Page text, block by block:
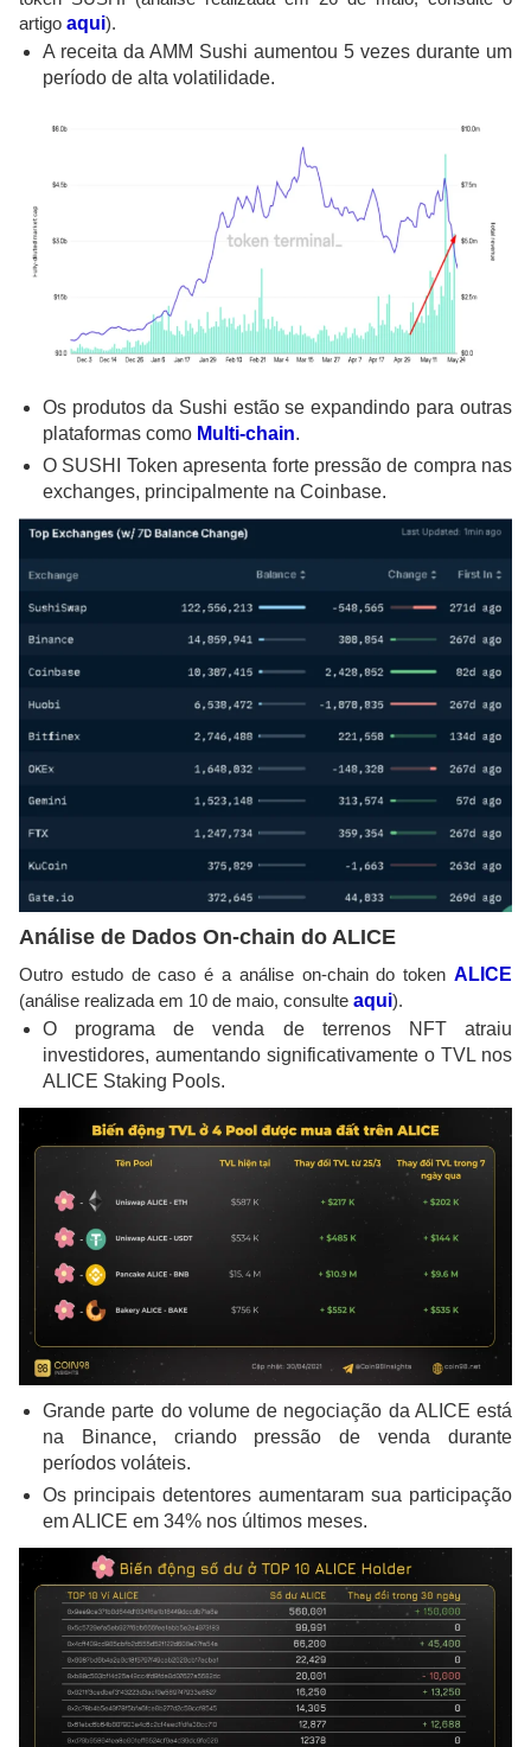
artigo aqui).
A receita da AMM Sushi aumentou 5 vezes durante um
período de alta volatilidade.
Os produtos da Sushi estão se expandindo para outras
plataformas como Multi-chain.
O SUSHI Token apresenta forte pressão de compra nas
exchanges, principalmente na Coinbase.
Análise de Dados On-chain do ALICE
Outro estudo de caso é a análise on-chain do token ALICE
(análise realizada em 10 de maio, consulte aqui).
O programa de venda de terrenos NFT atraiu
investidores, aumentando significativamente o TVL nos
ALICE Staking Pools.
Grande parte do volume de negociação da ALICE está
na Binance, criando pressão de venda durante
períodos voláteis.
Os principais detentores aumentaram sua participação
em ALICE em 34% nos últimos meses.